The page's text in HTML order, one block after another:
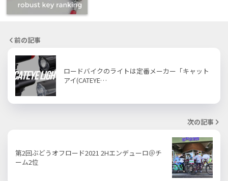
前の記事
ロードバイクのライトは定番メーカー「キャット
アイ(CATEYE…
次の記事
第2回ぶどうオフロード2021 2Hエンデューロ＠チ
ーム2位